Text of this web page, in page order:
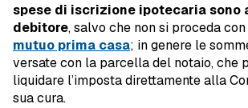
spese di iscrizione ipotecaria sono
debitore, salvo che non si proceda
mutuo prima casa; in genere le
versate con la parcella del notaio, che
liquidare l’imposta direttamente alla
sua cura.